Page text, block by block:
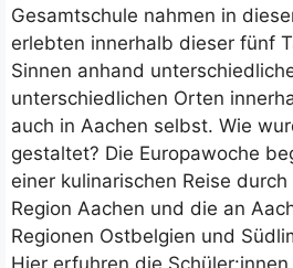
Gesamtschule nahmen in
erlebten innerhalb dieser fünf
Sinnen anhand
unterschiedlichen Orten
auch in Aachen selbst. Wie
gestaltet? Die Europawoche
einer kulinarischen Reise
Region Aachen und die an
Regionen Ostbelgien und
Hier erfuhren die